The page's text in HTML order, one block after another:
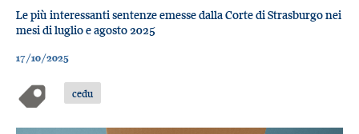
Le più interessanti sentenze emesse dalla Corte di Strasburgo nei
mesi di luglio e agosto 2025
17/10/2025
cedu